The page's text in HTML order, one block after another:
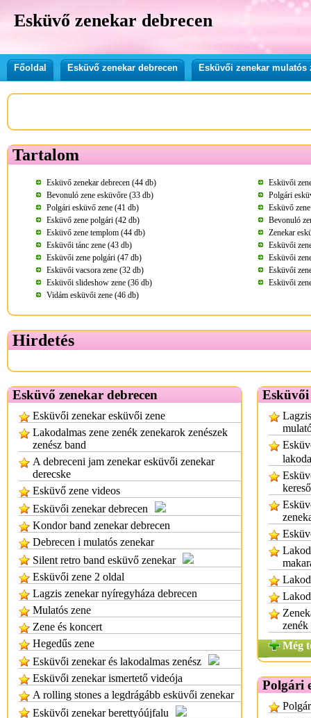
Esküvő zenekar debrecen
Főoldal Esküvő zenekar debrecen Esküvői zenekar mulatós
Tartalom
Esküvő zenekar debrecen (44 db)
Esküvői
Bevonuló zene esküvőre (33 db)
Polgári
Polgári esküvő zene (41 db)
Esküvő
Esküvő zene polgári (42 db)
Bevonuló
Esküvő zene templom (44 db)
Zenekar
Esküvői tánc zene (43 db)
Esküvői
Esküvői zene polgári (47 db)
Esküvői
Esküvői vacsora zene (32 db)
Esküvői
Esküvői slideshow zene (36 db)
Esküvői
Vidám esküvői zene (46 db)
Hirdetés
Esküvő zenekar debrecen
Esküvői zenekar esküvői zene
Lakodalmas zene zenék zenekarok zenészek
zenész band
A debreceni jam zenekar esküvői zenekar
derecske
Esküvő zene videos
Esküvői zenekar debrecen
Kondor band zenekar debrecen
Debrecen i mulatós zenekar
Silent retro band esküvő zenekar
Esküvői zene 2 oldal
Lagzis zenekar nyíregyháza debrecen
Mulatós zene
Zene és koncert
Hegedűs zene
Esküvői zenekar és lakodalmas zenész
Esküvői zenekar ismertető videója
A rolling stones a legdrágább esküvői zenekar
Esküvői zenekar berettyóújfalu
Esküvői
zenék
Még
Polgári